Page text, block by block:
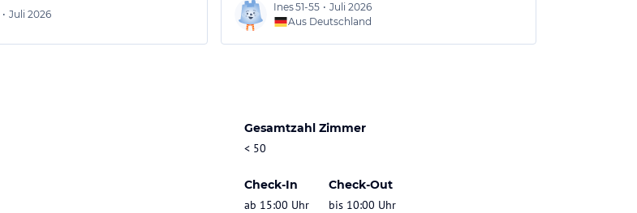
• Juli 2026
Ines51-55 • Juli 2026
Aus Deutschland
Gesamtzahl Zimmer
< 50
Check-In
ab 15:00 Uhr
Check-Out
bis 10:00 Uhr